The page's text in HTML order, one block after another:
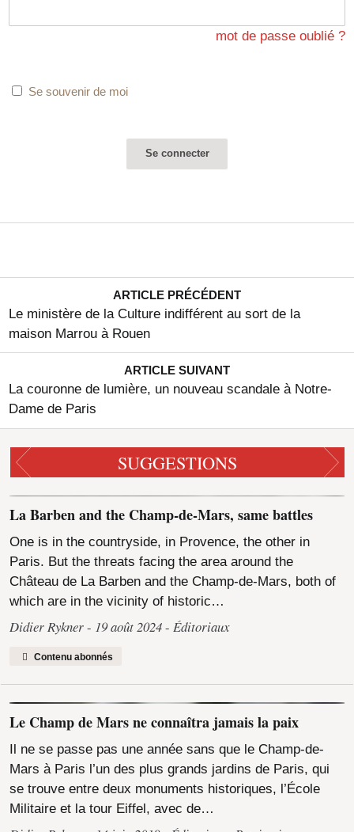
mot de passe oublié ?
Se souvenir de moi
ARTICLE PRÉCÉDENT
Le ministère de la Culture indifférent au sort de la
maison Marrou à Rouen
ARTICLE SUIVANT
La couronne de lumière, un nouveau scandale à Notre-
Dame de Paris
SUGGESTIONS
La Barben and the Champ-de-Mars, same battles
One is in the countryside, in Provence, the other in
Paris. But the threats facing the area around the
Château de La Barben and the Champ-de-Mars, both of
which are in the vicinity of historic…
Didier Rykner 19 août 2024 Éditoriaux
Contenu abonnés
Le Champ de Mars ne connaîtra jamais la paix
Il ne se passe pas une année sans que le Champ-de-
Mars à Paris l’un des plus grands jardins de Paris, qui
se trouve entre deux monuments historiques, l’École
Militaire et la tour Eiffel, avec de…